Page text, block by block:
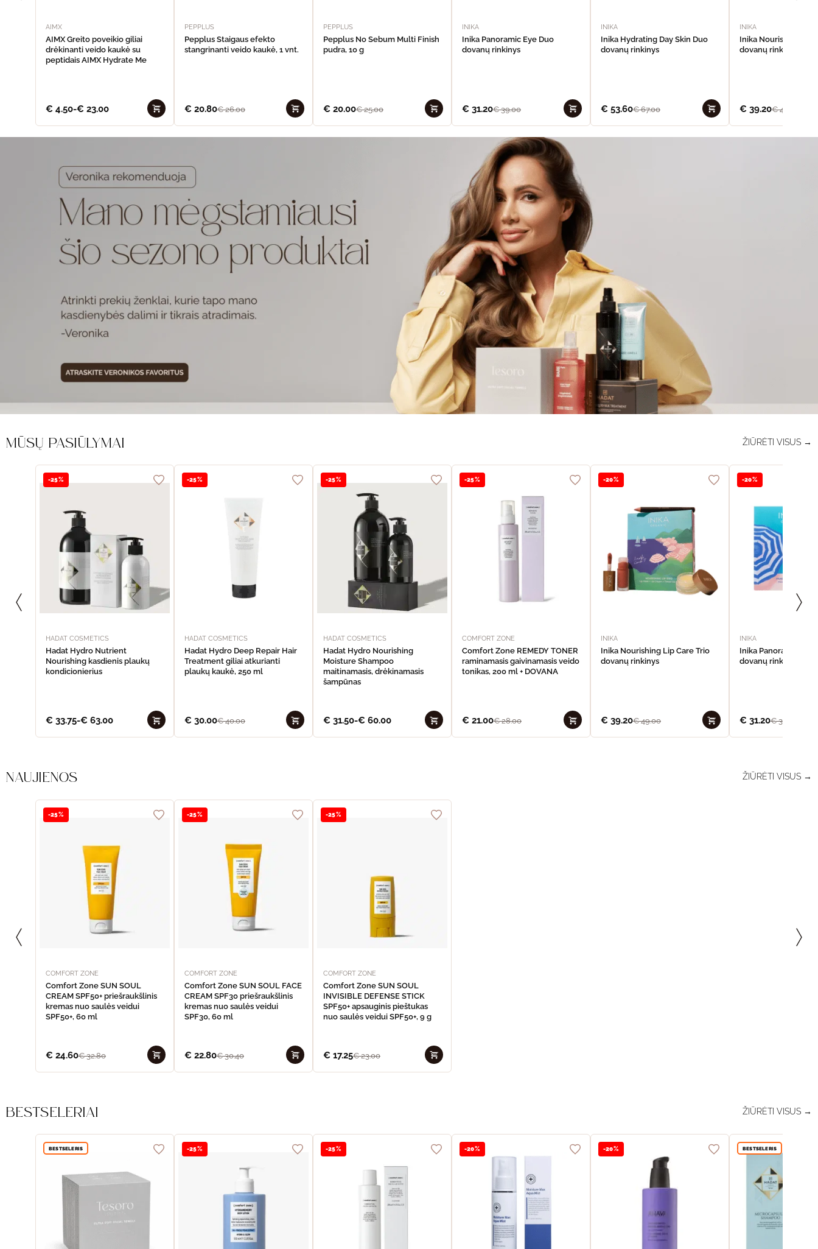
AIMX
AIMX Greito poveikio giliai
drėkinanti veido kaukė su
peptidais AIMX Hydrate Me
€ 4.50-€ 23.00
PEPPLUS
Pepplus Staigaus efekto
stangrinanti veido kaukė, 1 vnt.
€ 20.80€26.00
PEPPLUS
Pepplus No Sebum Multi Finish
pudra, 10 g
€ 20.00€25.00
INIKA
Inika Panoramic Eye Duo
dovanų rinkinys
€ 31.20€39.00
INIKA
Inika Hydrating Day Skin Duo
dovanų rinkinys
€ 53.60€67.00
INIKA
Inika Nourishing Lip
dovanų rinkinys
€ 39.20€49.00
MŪSŲ PASIŪLYMAI ŽIŪRĖTI VISUS →
-25%
HADAT COSMETICS
Hadat Hydro Nutrient
Nourishing kasdienis plaukų
kondicionierius
€ 33.75-€ 63.00
-25%
HADAT COSMETICS
Hadat Hydro Deep Repair Hair
Treatment giliai atkurianti
plaukų kaukė, 250 ml
€ 30.00€40.00
-25%
HADAT COSMETICS
Hadat Hydro Nourishing
Moisture Shampoo
maitinamasis, drėkinamasis
šampūnas
€ 31.50-€ 60.00
-25%
COMFORT ZONE
Comfort Zone REMEDY TONER
raminamasis gaivinamasis veido
tonikas, 200 ml + DOVANA
€ 21.00€28.00
-20%
INIKA
Inika Nourishing Lip Care Trio
dovanų rinkinys
€ 39.20€49.00
-20%
INIKA
Inika Panoramic Eye
dovanų rinkinys
€ 31.20€39.00
NAUJIENOS ŽIŪRĖTI VISUS →
-25%
COMFORT ZONE
Comfort Zone SUN SOUL
CREAM SPF50+ priešraukšlinis
kremas nuo saulės veidui
SPF50+, 60 ml
€ 24.60€32.80
-25%
COMFORT ZONE
Comfort Zone SUN SOUL FACE
CREAM SPF30 priešraukšlinis
kremas nuo saulės veidui
SPF30, 60 ml
€ 22.80€30.40
-25%
COMFORT ZONE
Comfort Zone SUN SOUL
INVISIBLE DEFENSE STICK
SPF50+ apsauginis pieštukas
nuo saulės veidui SPF50+, 9 g
€ 17.25€23.00
BESTSELERIAI ŽIŪRĖTI VISUS →
BESTSELERIS -25% -25% -20% -20% BESTSELERIS